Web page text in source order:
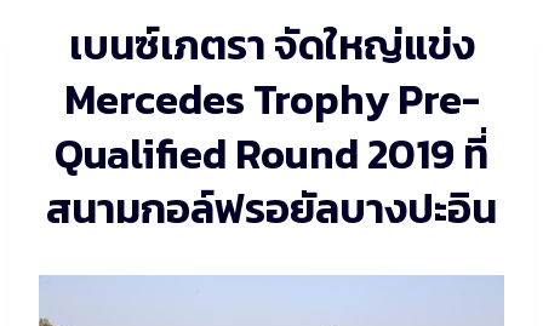
เบนซ์เภตรา จัดใหญ่แข่ง
Mercedes Trophy Pre-
Qualified Round 2019 ที่
สนามกอล์ฟรอยัลบางปะอิน